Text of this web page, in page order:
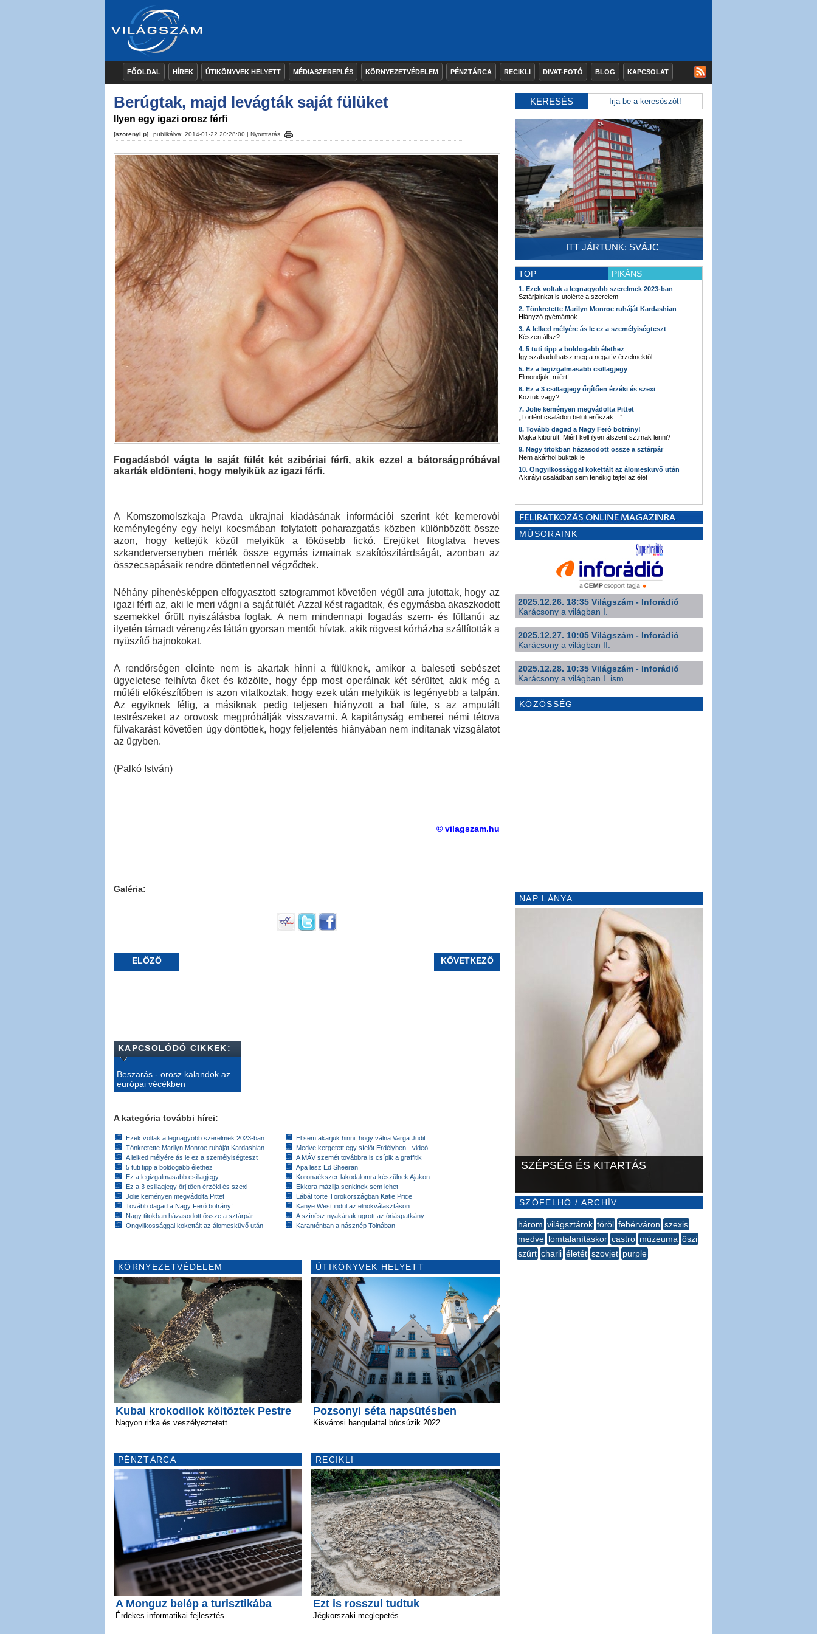
FŐOLDAL HÍREK ÚTIKÖNYVEK HELYETT MÉDIASZEREPLÉS KÖRNYEZETVÉDELEM PÉNZTÁRCA RECIKLI DIVAT-FOTÓ BLOG KAPCSOLAT
Berúgtak, majd levágták saját fülüket
Ilyen egy igazi orosz férfi
[szorenyi.p] publikálva: 2014-01-22 20:28:00 | Nyomtatás
Fogadásból vágta le saját fülét két szibériai férfi, akik ezzel a bátorságpróbával
akarták eldönteni, hogy melyikük az igazi férfi.
A Komszomolszkaja Pravda ukrajnai kiadásának információi szerint két kemerovói
keménylegény egy helyi kocsmában folytatott poharazgatás közben különbözött össze
azon, hogy kettejük közül melyikük a tökösebb fickó. Erejüket fitogtatva heves
szkanderversenyben mérték össze egymás izmainak szakítószilárdságát, azonban az
összecsapásaik rendre döntetlennel végződtek.
Néhány pihenésképpen elfogyasztott sztogrammot követően végül arra jutottak, hogy az
igazi férfi az, aki le meri vágni a saját fülét. Azzal kést ragadtak, és egymásba akaszkodott
szemekkel őrült nyiszálásba fogtak. A nem mindennapi fogadás szem- és fültanúi az
ilyetén támadt vérengzés láttán gyorsan mentőt hívtak, akik rögvest kórházba szállították a
nyüszítő bajnokokat.
A rendőrségen eleinte nem is akartak hinni a fülüknek, amikor a baleseti sebészet
ügyeletese felhívta őket és közölte, hogy épp most operálnak két sérültet, akik még a
műtéti előkészítőben is azon vitatkoztak, hogy ezek után melyikük is legényebb a talpán.
Az egyiknek félig, a másiknak pedig teljesen hiányzott a bal füle, s az amputált
testrészeket az orovosk megpróbálják visszavarni. A kapitányság emberei némi tétova
fülvakarást követően úgy döntöttek, hogy feljelentés hiányában nem indítanak vizsgálatot
az ügyben.
(Palkó István)
© vilagszam.hu
Galéria:
ELŐZŐ KÖVETKEZŐ
KAPCSOLÓDÓ CIKKEK:
Beszarás - orosz kalandok az
európai vécékben
A kategória további hírei:
Ezek voltak a legnagyobb szerelmek 2023-ban
Tönkretette Marilyn Monroe ruháját Kardashian
A lelked mélyére ás le ez a személyiségteszt
5 tuti tipp a boldogabb élethez
Ez a legizgalmasabb csillagjegy
Ez a 3 csillagjegy őrjítően érzéki és szexi
Jolie keményen megvádolta Pittet
Tovább dagad a Nagy Feró botrány!
Nagy titokban házasodott össze a sztárpár
Öngyilkossággal kokettált az álomesküvő után
El sem akarjuk hinni, hogy válna Varga Judit
Medve kergetett egy síelőt Erdélyben - videó
A MÁV szemét továbbra is csípik a graffitik
Apa lesz Ed Sheeran
Koronaékszer-lakodalomra készülnek Ajakon
Ekkora mázlija senkinek sem lehet
Lábát törte Törökországban Katie Price
Kanye West indul az elnökválasztáson
A színész nyakának ugrott az óriáspatkány
Karanténban a násznép Tolnában
KÖRNYEZETVÉDELEM
Kubai krokodilok költöztek Pestre
Nagyon ritka és veszélyeztetett
PÉNZTÁRCA
A Monguz belép a turisztikába
Érdekes informatikai fejlesztés
ÚTIKÖNYVEK HELYETT
Pozsonyi séta napsütésben
Kisvárosi hangulattal búcsúzik 2022
RECIKLI
Ezt is rosszul tudtuk
Jégkorszaki meglepetés
KERESÉS
ITT JÁRTUNK: SVÁJC
TOP PIKÁNS
1. Ezek voltak a legnagyobb szerelmek 2023-ban
Sztárjainkat is utolérte a szerelem
2. Tönkretette Marilyn Monroe ruháját Kardashian
Hiányzó gyémántok
3. A lelked mélyére ás le ez a személyiségteszt
Készen állsz?
4. 5 tuti tipp a boldogabb élethez
Így szabadulhatsz meg a negatív érzelmektől
5. Ez a legizgalmasabb csillagjegy
Elmondjuk, miért!
6. Ez a 3 csillagjegy őrjítően érzéki és szexi
Köztük vagy?
7. Jolie keményen megvádolta Pittet
„Történt családon belüli erőszak…”
8. Tovább dagad a Nagy Feró botrány!
Majka kiborult: Miért kell ilyen álszent sz.rnak lenni?
9. Nagy titokban házasodott össze a sztárpár
Nem akárhol buktak le
10. Öngyilkossággal kokettált az álomesküvő után
A királyi családban sem fenékig tejfel az élet
MŰSORAINK
2025.12.26. 18:35 Világszám - Inforádió
Karácsony a világban I.
2025.12.27. 10:05 Világszám - Inforádió
Karácsony a világban II.
2025.12.28. 10:35 Világszám - Inforádió
Karácsony a világban I. ism.
KÖZÖSSÉG
NAP LÁNYA
SZÉPSÉG ÉS KITARTÁS
SZÓFELHŐ / ARCHÍV
három világsztárok töröl fehérváron szexis
medve lomtalanításkor castro múzeuma őszi
szúrt charli életét szovjet purple